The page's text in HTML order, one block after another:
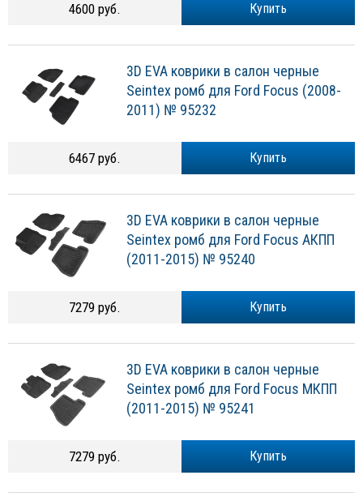
Купить
4600 руб.
3D EVA коврики в салон черные
Seintex ромб для Ford Focus (2008-
2011) № 95232
Купить
6467 руб.
3D EVA коврики в салон черные
Seintex ромб для Ford Focus АКПП
(2011-2015) № 95240
Купить
7279 руб.
3D EVA коврики в салон черные
Seintex ромб для Ford Focus МКПП
(2011-2015) № 95241
Купить
7279 руб.